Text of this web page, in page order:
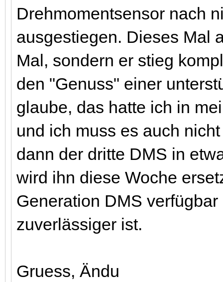
Drehmomentsensor nach
ausgestiegen. Dieses Mal
Mal, sondern er stieg
den "Genuss" einer
glaube, das hatte ich in
und ich muss es auch
dann der dritte DMS in
wird ihn diese Woche
Generation DMS
zuverlässiger ist.
Gruess, Ändu